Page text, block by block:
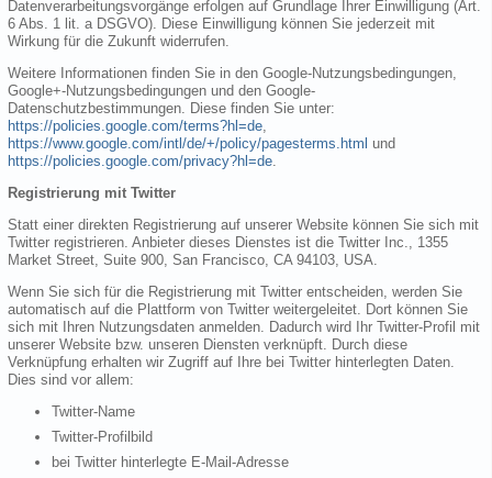
Datenverarbeitungsvorgänge erfolgen auf Grundlage Ihrer Einwilligung (Art.
6 Abs. 1 lit. a DSGVO). Diese Einwilligung können Sie jederzeit mit
Wirkung für die Zukunft widerrufen.
Weitere Informationen finden Sie in den Google-Nutzungsbedingungen,
Google+-Nutzungsbedingungen und den Google-
Datenschutzbestimmungen. Diese finden Sie unter:
https://policies.google.com/terms?hl=de,
https://www.google.com/intl/de/+/policy/pagesterms.html und
https://policies.google.com/privacy?hl=de.
Registrierung mit Twitter
Statt einer direkten Registrierung auf unserer Website können Sie sich mit
Twitter registrieren. Anbieter dieses Dienstes ist die Twitter Inc., 1355
Market Street, Suite 900, San Francisco, CA 94103, USA.
Wenn Sie sich für die Registrierung mit Twitter entscheiden, werden Sie
automatisch auf die Plattform von Twitter weitergeleitet. Dort können Sie
sich mit Ihren Nutzungsdaten anmelden. Dadurch wird Ihr Twitter-Profil mit
unserer Website bzw. unseren Diensten verknüpft. Durch diese
Verknüpfung erhalten wir Zugriff auf Ihre bei Twitter hinterlegten Daten.
Dies sind vor allem:
Twitter-Name
Twitter-Profilbild
bei Twitter hinterlegte E-Mail-Adresse